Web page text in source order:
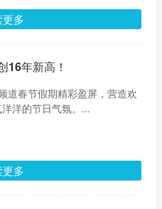
更多
16年新高！
道春节假期精彩盈屏，营造欢
洋的节日气氛。...
更多